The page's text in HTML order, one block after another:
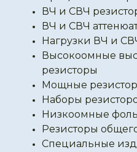
ВЧ и СВЧ
ВЧ и СВЧ
Нагрузки ВЧ и
Высокоомные
резисторы
Мощные
Наборы
Низкоомные
Резисторы
Специальные